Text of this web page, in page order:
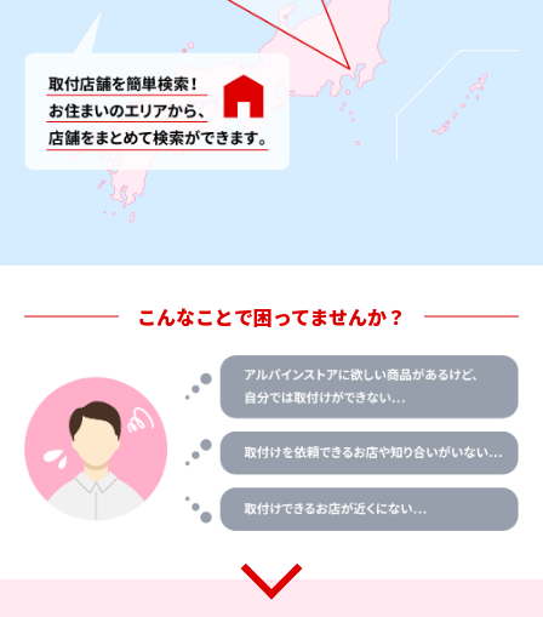
こんなことで困ってませんか？